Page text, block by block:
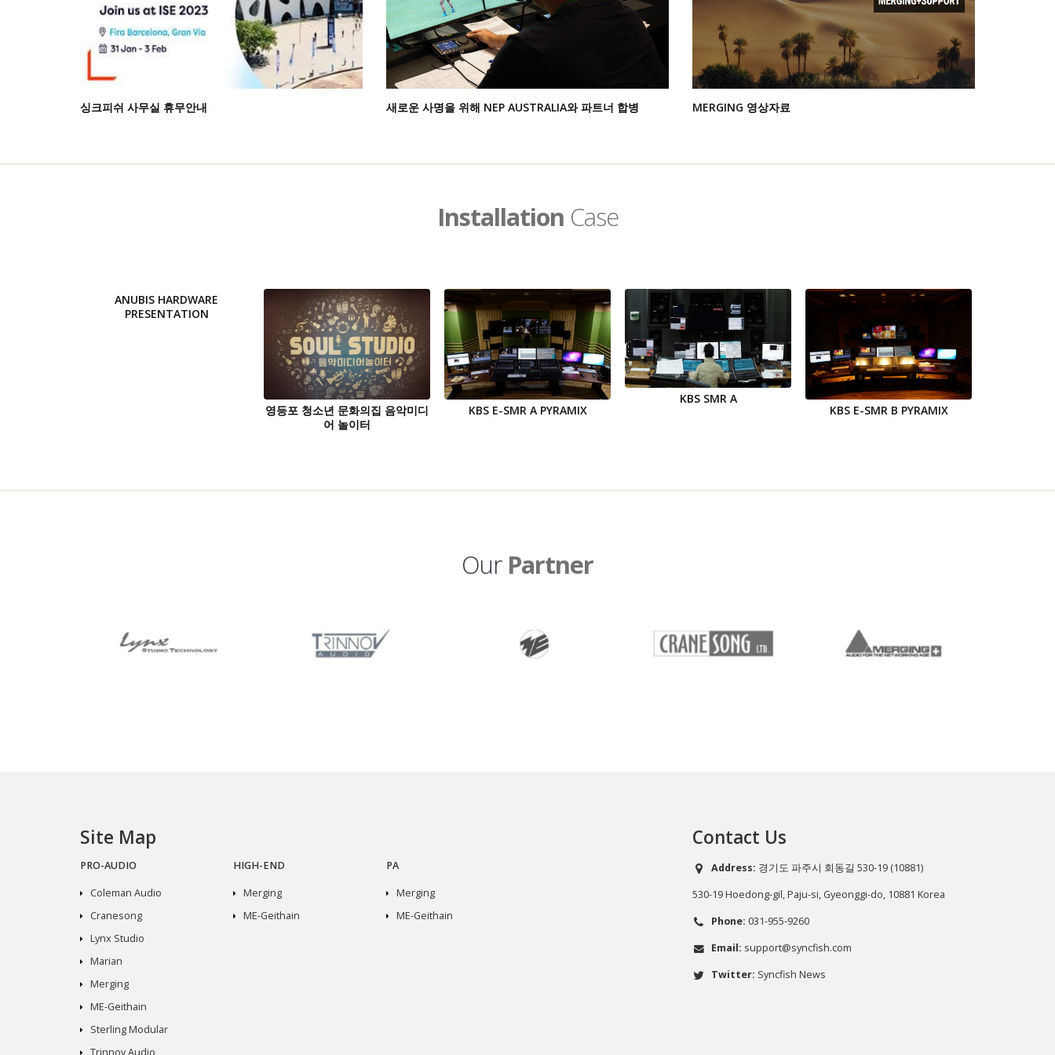
싱크피쉬 사무실 휴무안내 새로운 사명을 위해 NEP AUSTRALIA와 파트너 합병 MERGING 영상자료
Installation Case
ANUBIS HARDWARE
PRESENTATION
영등포 청소년 문화의집 음악미디
어 놀이터
KBS E-SMR A PYRAMIX
KBS SMR A
KBS E-SMR B PYRAMIX
Our Partner
Site Map
PRO-AUDIO
Coleman Audio
Cranesong
Lynx Studio
Marian
Merging
ME-Geithain
Sterling Modular
HIGH-END
Merging
ME-Geithain
PA
Merging
ME-Geithain
Contact Us
Address: 경기도 파주시 회동길 530-19 (10881)
530-19 Hoedong-gil, Paju-si, Gyeonggi-do, 10881 Korea
Phone: 031-955-9260
Email: support@syncfish.com
Twitter: Syncfish News